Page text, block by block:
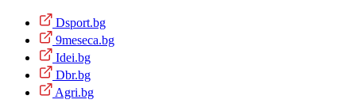
Dsport.bg
9meseca.bg
Idei.bg
Dbr.bg
Agri.bg